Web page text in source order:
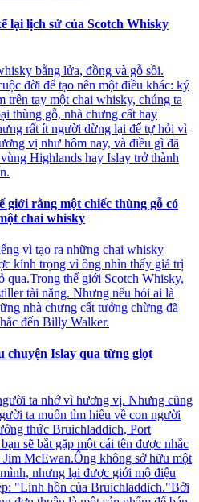
lại lịch sử của Scotch Whisky
bằng lửa, đồng và gỗ sồi.
đời để tạo nên một điều khác: ký
trên tay một chai whisky, chúng ta
thùng gỗ, nhà chưng cất hay
rất ít người dừng lại để tự hỏi vì
vị như hôm nay, và điều gì đã
Highlands hay Islay trở thành
rằng một chiếc thùng gỗ có
chai whisky
vì tạo ra những chai whisky
kính trọng vì ông nhìn thấy giá trị
qua.Trong thế giới Scotch Whisky,
tài năng. Nhưng nếu hỏi ai là
nhà chưng cất tưởng chừng đã
đến Billy Walker.
chuyện Islay qua từng giọt
ta nhớ vì hương vị. Nhưng cũng
ta muốn tìm hiểu về con người
thức Bruichladdich, Port
sẽ bắt gặp một cái tên được nhắc
McEwan.Ông không sở hữu một
nhưng lại được giới mộ điệu
"Linh hồn của Bruichladdich."Bởi